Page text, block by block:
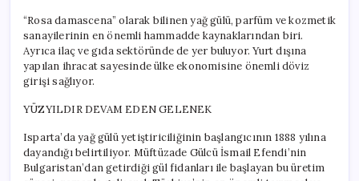
“Rosa damascena” olarak bilinen yağ gülü, parfüm ve kozmetik
sanayilerinin en önemli hammadde kaynaklarından biri.
Ayrıca ilaç ve gıda sektöründe de yer buluyor. Yurt dışına
yapılan ihracat sayesinde ülke ekonomisine önemli döviz
girişi sağlıyor.
YÜZYILDIR DEVAM EDEN GELENEK
Isparta’da yağ gülü yetiştiriciliğinin başlangıcının 1888 yılına
dayandığı belirtiliyor. Müftüzade Gülcü İsmail Efendi’nin
Bulgaristan’dan getirdiği gül fidanları ile başlayan bu üretim